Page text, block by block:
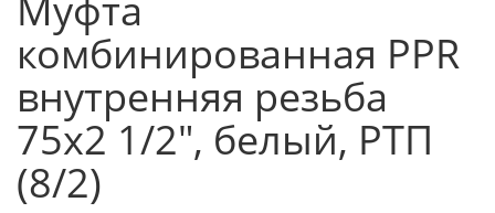
комбинированная PPR
внутренняя резьба
75х2 1/2", белый, РТП
(8/2)